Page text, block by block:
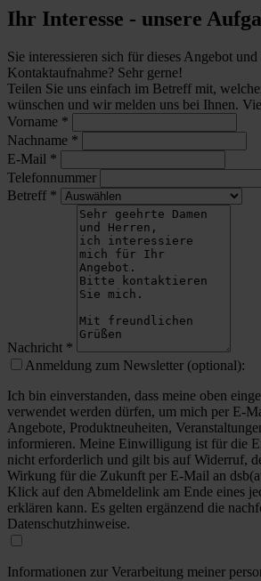
Ihr Interesse - unsere
Sie interessieren sich für dieses Angebot
Kontaktaufnahme? Sehr gerne!
Teilen Sie uns einfach im Betreff mit,
wünschen und wir melden uns bei Ihnen.
Vorname *
Nachname *
E-Mail *
Telefonnummer
Betreff *
Nachricht *
Anmeldung zum Newsletter (optional):
Ich bin einverstanden, dass meine oben
verwendet werden dürfen, um mich per E-
Angebote, Produktneuheiten,
informieren. Meine Einwilligung ist für die
nicht erforderlich und gilt bis auf Widerruf,
Wirkung für die Zukunft per E-Mail an
Klick auf den Abmeldelink am Ende eines
erklären kann. Es gelten ergänzend die
Datenschutzhinweise.
Informationen zur Verarbeitung meiner